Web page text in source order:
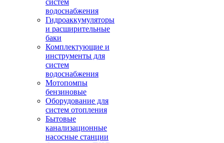
систем
водоснабжения
Гидроаккумуляторы
и расширительные
баки
Комплектующие и
инструменты для
систем
водоснабжения
Мотопомпы
бензиновые
Оборудование для
систем отопления
Бытовые
канализационные
насосные станции